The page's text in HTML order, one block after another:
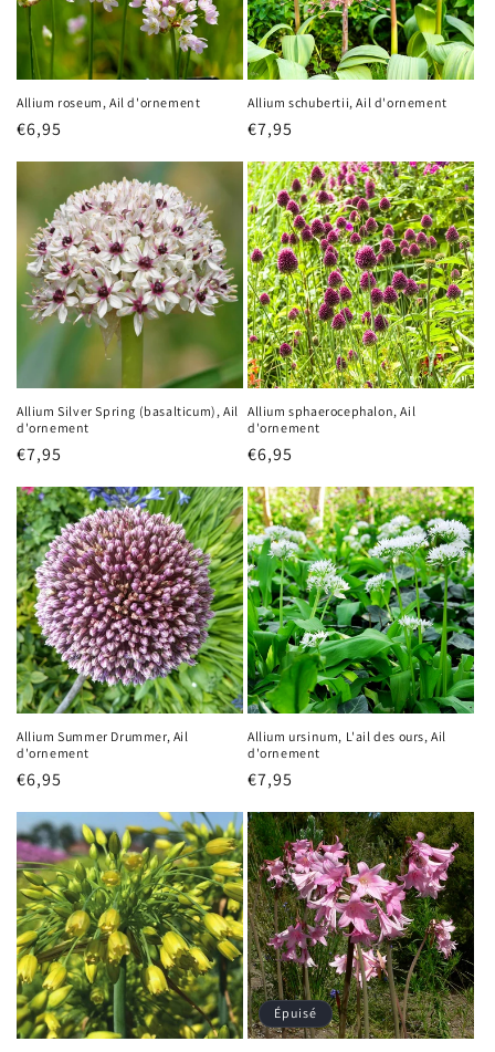
Allium roseum, Ail d'ornement
Prix
habituel
€6,95
Allium schubertii, Ail d'ornement
Prix
habituel
€7,95
Allium Silver Spring (basalticum), Ail
d'ornement
Prix
habituel
€7,95
Allium sphaerocephalon, Ail
d'ornement
Prix
habituel
€6,95
Allium Summer Drummer, Ail
d'ornement
Prix
habituel
€6,95
Allium ursinum, L'ail des ours, Ail
d'ornement
Prix
habituel
€7,95
Épuisé